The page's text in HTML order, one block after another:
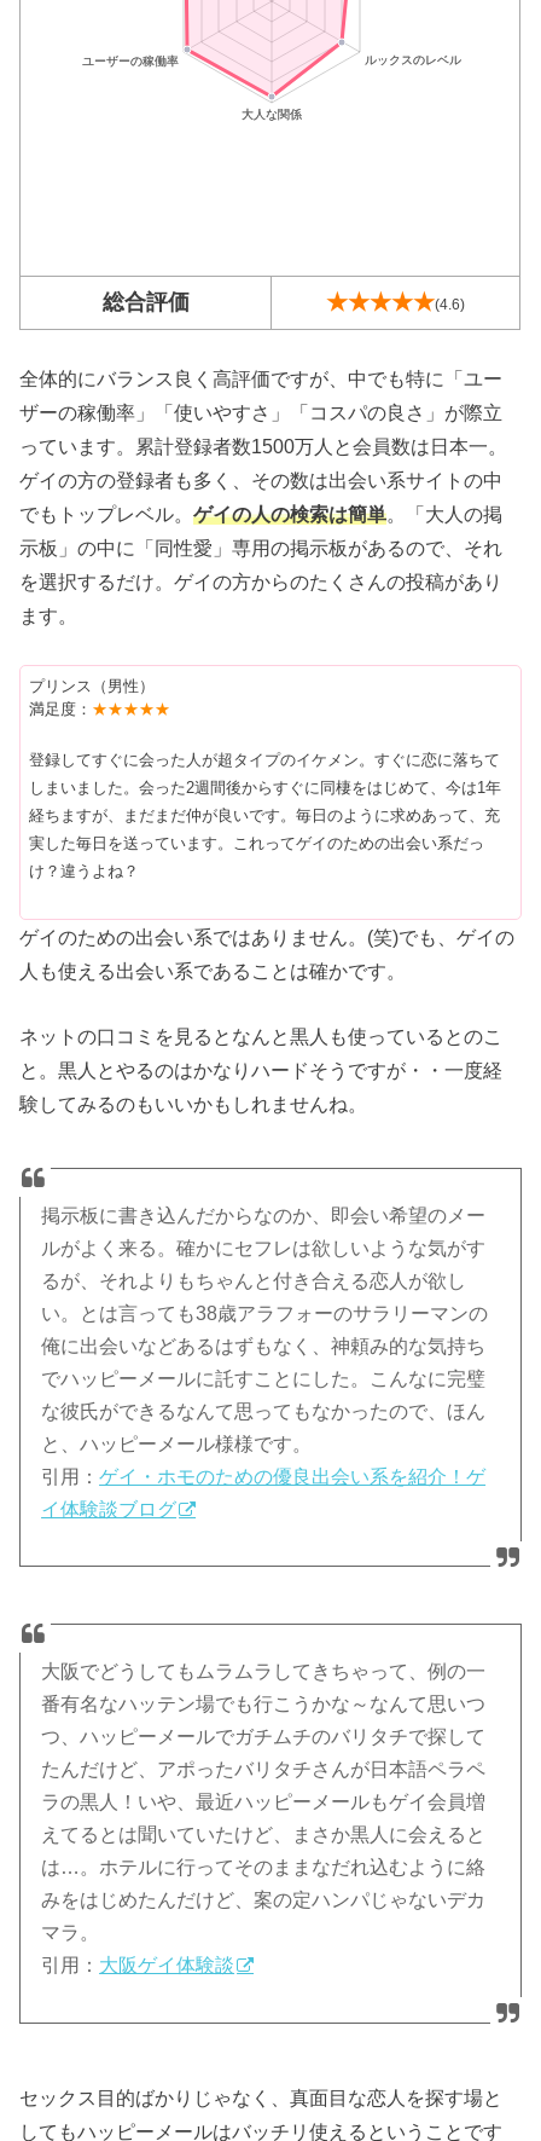
総合評価 ★★★★★(4.6)
全体的にバランス良く高評価ですが、中でも特に「ユー
ザーの稼働率」「使いやすさ」「コスパの良さ」が際立
っています。累計登録者数1500万人と会員数は日本一。
ゲイの方の登録者も多く、その数は出会い系サイトの中
でもトップレベル。ゲイの人の検索は簡単。「大人の掲
示板」の中に「同性愛」専用の掲示板があるので、それ
を選択するだけ。ゲイの方からのたくさんの投稿があり
ます。
プリンス（男性）
満足度： ★★★★★
登録してすぐに会った人が超タイプのイケメン。すぐに恋に落ちて
しまいました。会った2週間後からすぐに同棲をはじめて、今は1年
経ちますが、まだまだ仲が良いです。毎日のように求めあって、充
実した毎日を送っています。これってゲイのための出会い系だっ
け？違うよね？
ゲイのための出会い系ではありません。(笑)でも、ゲイの
人も使える出会い系であることは確かです。
ネットの口コミを見るとなんと黒人も使っているとのこ
と。黒人とやるのはかなりハードそうですが・・一度経
験してみるのもいいかもしれませんね。
掲示板に書き込んだからなのか、即会い希望のメー
ルがよく来る。確かにセフレは欲しいような気がす
るが、それよりもちゃんと付き合える恋人が欲し
い。とは言っても38歳アラフォーのサラリーマンの
俺に出会いなどあるはずもなく、神頼み的な気持ち
でハッピーメールに託すことにした。こんなに完璧
な彼氏ができるなんて思ってもなかったので、ほん
と、ハッピーメール様様です。
引用：ゲイ・ホモのための優良出会い系を紹介！ゲ
イ体験談ブログ
大阪でどうしてもムラムラしてきちゃって、例の一
番有名なハッテン場でも行こうかな～なんて思いつ
つ、ハッピーメールでガチムチのバリタチで探して
たんだけど、アポったバリタチさんが日本語ペラペ
ラの黒人！いや、最近ハッピーメールもゲイ会員増
えてるとは聞いていたけど、まさか黒人に会えると
は…。ホテルに行ってそのままなだれ込むように絡
みをはじめたんだけど、案の定ハンパじゃないデカ
マラ。
引用： 大阪ゲイ体験談
セックス目的ばかりじゃなく、真面目な恋人を探す場と
してもハッピーメールはバッチリ使えるということです